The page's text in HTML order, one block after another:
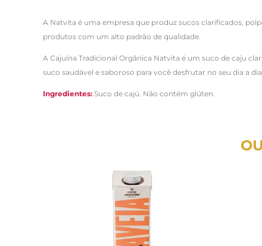
A Natvita é uma empresa que produz sucos clarificados,
produtos com um alto padrão de qualidade.
A Cajuína Tradicional Orgânica Natvita é um suco de caju
suco saudável e saboroso para você desfrutar no seu dia a dia.
Ingredientes: Suco de cajú. Não contém glúten.